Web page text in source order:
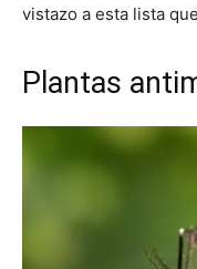
vistazo a esta lista
Plantas